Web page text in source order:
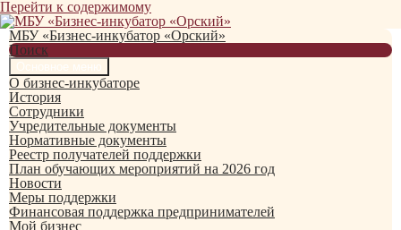
Перейти к содержимому
МБУ «Бизнес-инкубатор «Орский»
Поиск
О бизнес-инкубаторе
История
Сотрудники
Учредительные документы
Нормативные документы
Реестр получателей поддержки
План обучающих мероприятий на 2026 год
Новости
Меры поддержки
Финансовая поддержка предпринимателей
Мой бизнес